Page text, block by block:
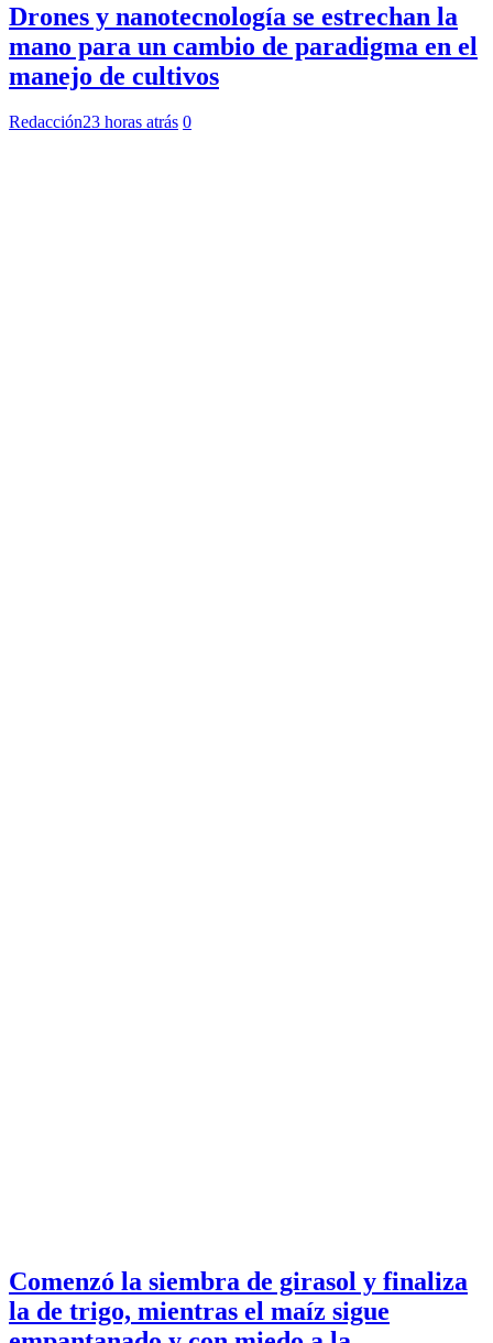
Drones y nanotecnología se estrechan la
mano para un cambio de paradigma en el
manejo de cultivos
Redacción23 horas atrás 0
Comenzó la siembra de girasol y finaliza
la de trigo, mientras el maíz sigue